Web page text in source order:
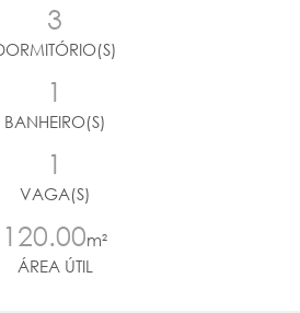
3
1
BANHEIRO(S)
1
VAGA(S)
120.00m²
ÁREA ÚTIL